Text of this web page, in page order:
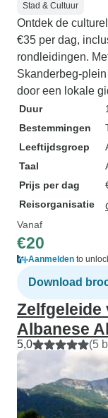
Stad & Cultuur
Ontdek de
€35 per dag,
rondleidingen.
Skanderbeg-
door een lokale
Duur
Bestemmingen
Leeftijdsgroep
Taal
Prijs per dag
Reisorganisatie
Vanaf
€20
Aanmelden to
Download
Zelfgeleide
Albanese
5,0 (5